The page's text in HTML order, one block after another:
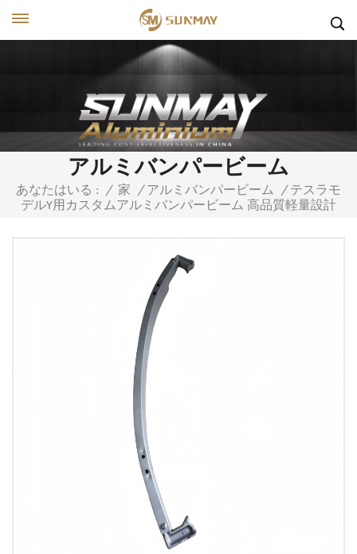
アルミバンパービーム
あなたはいる : / 家 / アルミバンパービーム / テスラモ
デルY用カスタムアルミバンパービーム 高品質軽量設計